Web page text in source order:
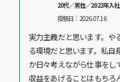
20代／男性／2023年入
投稿日：2026.07.16
実力主義だと思います。や
る環境だと思います。私自
か日々考えながら仕事をし
収益をあげることはもちろ